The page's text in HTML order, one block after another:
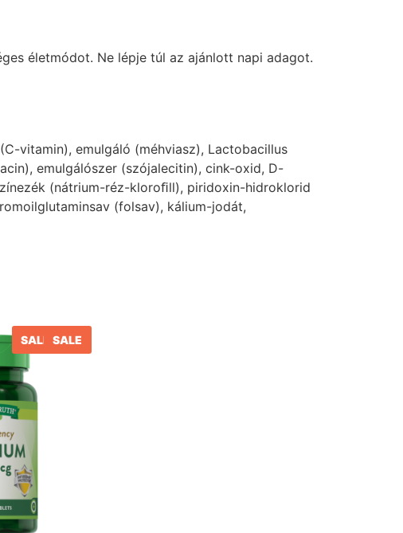
életmódot. Ne lépje túl az ajánlott napi adagot.
vitamin), emulgáló (méhviasz), Lactobacillus
emulgálószer (szójalecitin), cink-oxid, D-
(nátrium-réz-kloroﬁll), piridoxin-hidroklorid
(folsav), kálium-jodát,
SALE SALE